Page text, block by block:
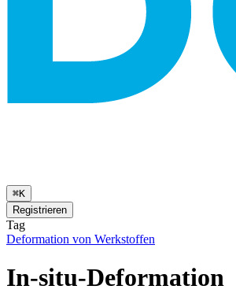
⌘K
Registrieren
Tag
Deformation von Werkstoffen
In-situ-Deformation